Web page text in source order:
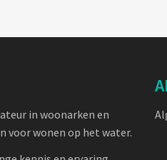
in woonarken en
voor wonen op het water.